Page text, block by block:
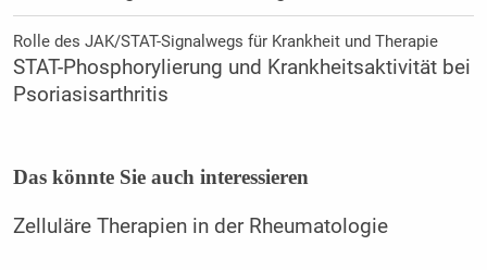
Rolle des JAK/STAT-Signalwegs für Krankheit und Therapie
STAT-Phosphorylierung und Krankheitsaktivität bei
Psoriasisarthritis
Das könnte Sie auch interessieren
Zelluläre Therapien in der Rheumatologie